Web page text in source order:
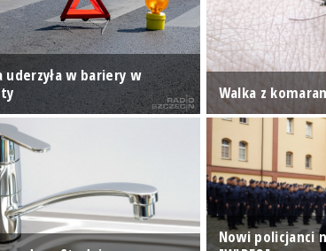
uderzyła w bariery w
Walka z
Nowi policjanci